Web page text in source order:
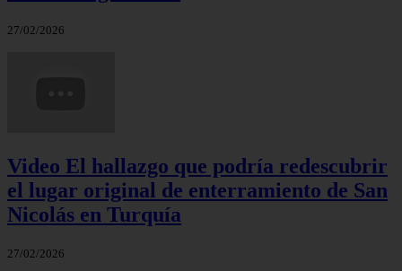
27/02/2026
Video El hallazgo que podría redescubrir
el lugar original de enterramiento de San
Nicolás en Turquía
27/02/2026